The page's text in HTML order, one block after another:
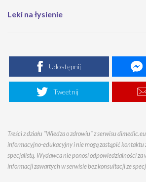
Leki na łysienie
Udostępnij
Tweetnij
Treści z działu "Wiedza o zdrowiu" z serwisu
informacyjno-edukacyjny i nie mogą zastąpić kontaktu
specjalistą. Wydawca nie ponosi odpowiedzialności za
informacji zawartych w serwisie bez konsultacji ze